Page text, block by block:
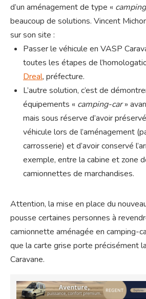
d’un aménagement de type «
beaucoup de solutions. Vincent
sur son site :
Passer le véhicule en VASP
toutes les étapes de
Dreal, préfecture.
L’autre solution, c’est de
équipements « camping-car»
mais sous réserve d’avoir
véhicule lors de l’aménagement
carrosserie) et d’avoir conservé
exemple, entre la cabine et zone
camionnettes de marchandises.
Attention, la mise en place du
pousse certaines personnes à
camionnette aménagée en camping-
que la carte grise porte précisément
Caravane.